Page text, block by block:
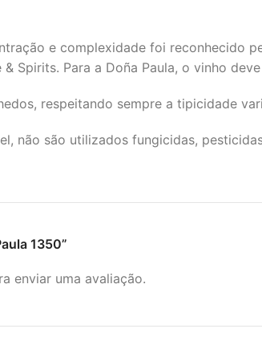
e complexidade foi reconhecido
Spirits. Para a Doña Paula, o vinho
respeitando sempre a tipicidade
não são utilizados fungicidas,
1350”
enviar uma avaliação.